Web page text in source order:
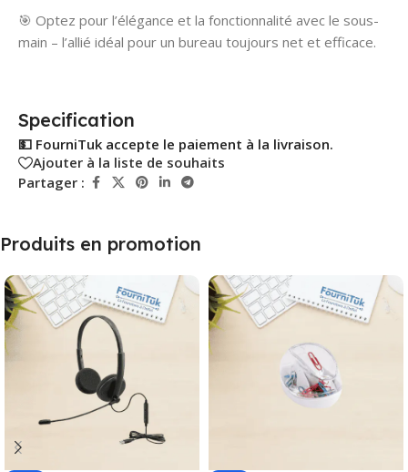
🎯 Optez pour l’élégance et la fonctionnalité avec le sous-
main – l’allié idéal pour un bureau toujours net et efficace.
Specification
💵 FourniTuk accepte le paiement à la livraison.
Ajouter à la liste de souhaits
Partager :
Produits en promotion